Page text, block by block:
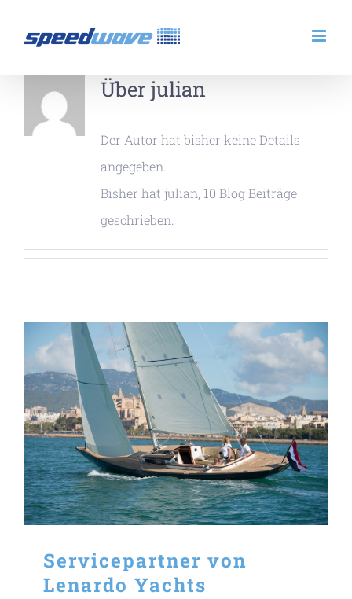
Inhalt
Über julian
Der Autor hat bisher keine Details
angegeben.
Bisher hat julian, 10 Blog Beiträge
geschrieben.
Servicepartner von
Lenardo Yachts